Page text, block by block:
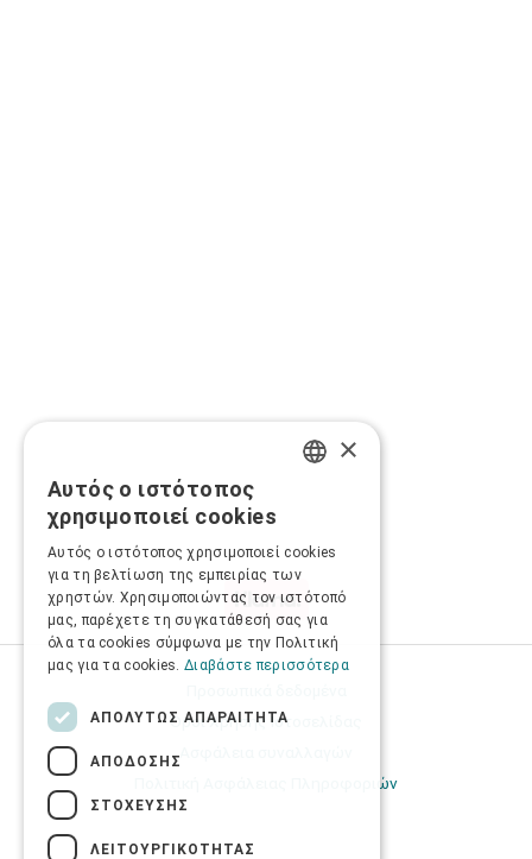
Όροι Χρήσης Ιστοσελίδας
Πολιτική Ασφάλειας Πληροφοριών
×
Αυτός ο ιστότοπος
χρησιμοποιεί cookies
Αυτός ο ιστότοπος χρησιμοποιεί cookies
για τη βελτίωση της εμπειρίας των
χρηστών. Χρησιμοποιώντας τον ιστότοπό
μας, παρέχετε τη συγκατάθεσή σας για
όλα τα cookies σύμφωνα με την Πολιτική
μας για τα cookies. Διαβάστε περισσότερα
ΑΠΟΛΎΤΩΣ ΑΠΑΡΑΊΤΗΤΑ
ΑΠΌΔΟΣΗΣ
ΣΤΌΧΕΥΣΗΣ
ΛΕΙΤΟΥΡΓΙΚΌΤΗΤΑΣ